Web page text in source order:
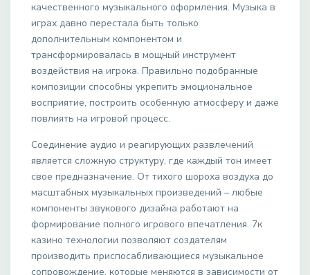
качественного музыкального оформления. Музыка в
играх давно перестала быть только
дополнительным компонентом и
трансформировалась в мощный инструмент
воздействия на игрока. Правильно подобранные
композиции способны укрепить эмоциональное
восприятие, построить особенную атмосферу и даже
повлиять на игровой процесс.
Соединение аудио и реагирующих развлечений
является сложную структуру, где каждый тон имеет
свое предназначение. От тихого шороха воздуха до
масштабных музыкальных произведений – любые
компоненты звукового дизайна работают на
формирование полного игрового впечатления. 7к
казино технологии позволяют создателям
производить приспосабливающиеся музыкальное
сопровождение, которые меняются в зависимости от